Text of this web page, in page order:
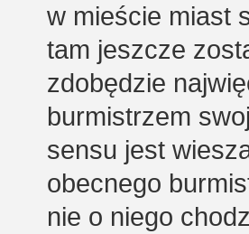
w mieście miast
tam jeszcze
zdobędzie
burmistrzem
sensu jest
obecnego
nie o niego